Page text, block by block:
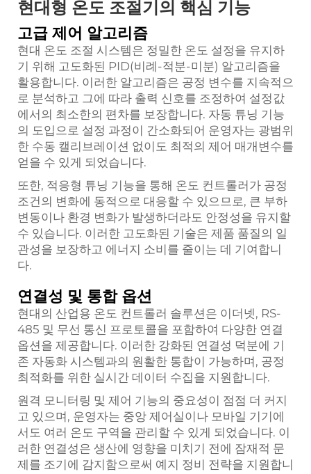
현대형 온도 조절기의 핵심 기능
고급 제어 알고리즘
현대 온도 조절 시스템은 정밀한 온도 설정을 유지하
기 위해 고도화된 PID(비례-적분-미분) 알고리즘을
활용합니다. 이러한 알고리즘은 공정 변수를 지속적으
로 분석하고 그에 따라 출력 신호를 조정하여 설정값
에서의 최소한의 편차를 보장합니다. 자동 튜닝 기능
의 도입으로 설정 과정이 간소화되어 운영자는 광범위
한 수동 캘리브레이션 없이도 최적의 제어 매개변수를
얻을 수 있게 되었습니다.
또한, 적응형 튜닝 기능을 통해 온도 컨트롤러가 공정
조건의 변화에 동적으로 대응할 수 있으므로, 큰 부하
변동이나 환경 변화가 발생하더라도 안정성을 유지할
수 있습니다. 이러한 고도화된 기술은 제품 품질의 일
관성을 보장하고 에너지 소비를 줄이는 데 기여합니
다.
연결성 및 통합 옵션
현대의 산업용 온도 컨트롤러 솔루션은 이더넷, RS-
485 및 무선 통신 프로토콜을 포함하여 다양한 연결
옵션을 제공합니다. 이러한 강화된 연결성 덕분에 기
존 자동화 시스템과의 원활한 통합이 가능하며, 공정
최적화를 위한 실시간 데이터 수집을 지원합니다.
원격 모니터링 및 제어 기능의 중요성이 점점 더 커지
고 있으며, 운영자는 중앙 제어실이나 모바일 기기에
서도 여러 온도 구역을 관리할 수 있게 되었습니다. 이
러한 연결성은 생산에 영향을 미치기 전에 잠재적 문
제를 조기에 감지함으로써 예지 정비 전략을 지원합니